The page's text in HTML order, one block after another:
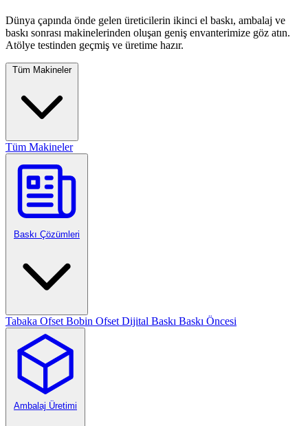
Dünya çapında önde gelen üreticilerin ikinci el baskı, ambalaj ve
baskı sonrası makinelerinden oluşan geniş envanterimize göz atın.
Atölye testinden geçmiş ve üretime hazır.
Tüm Makineler
Tüm Makineler
Baskı Çözümleri
Tabaka Ofset Bobin Ofset Dijital Baskı Baskı Öncesi
Ambalaj Üretimi